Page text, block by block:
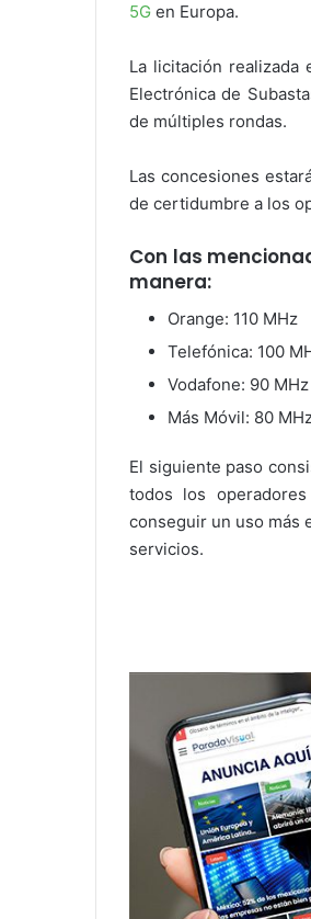
5G en Europa.
La licitación realizada
Electrónica de
de múltiples rondas.
Las concesiones
de certidumbre a los
Con las
manera:
Orange: 110 MHz
Telefónica: 100
Vodafone: 90 MHz
Más Móvil: 80
El siguiente paso
todos los
conseguir un uso más
servicios.